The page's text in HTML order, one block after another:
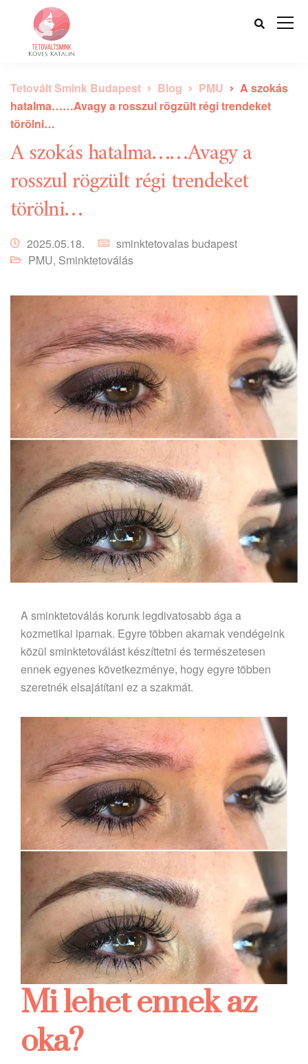
Tetovált Smink Budapest Blog PMU
A szokás
hatalma……Avagy a rosszul rögzült régi trendeket
törölni…
A szokás hatalma……Avagy a
rosszul rögzült régi trendeket
törölni…
2025.05.18.
sminktetovalas budapest
PMU, Sminktetoválás
A sminktetoválás korunk legdivatosabb ága a
kozmetikai iparnak. Egyre többen akarnak vendégeink
közül sminktetoválást készíttetni és természetesen
ennek egyenes következménye, hogy egyre többen
szeretnék elsajátítani ez a szakmát.
Mi lehet ennek az
oka?